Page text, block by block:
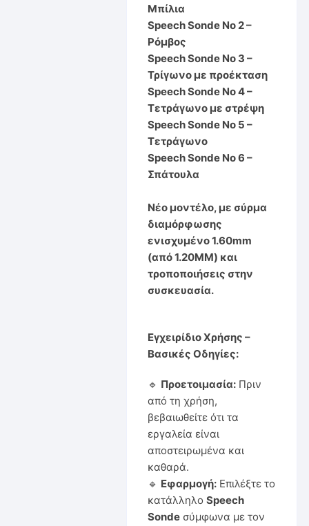
Μπίλια
Speech Sonde No 2 –
Ρόμβος
Speech Sonde No 3 –
Τρίγωνο με προέκταση
Speech Sonde No 4 –
Τετράγωνο με στρέψη
Speech Sonde No 5 –
Τετράγωνο
Speech Sonde No 6 –
Σπάτουλα
Νέο μοντέλο, με σύρμα
διαμόρφωσης
ενισχυμένο 1.60mm
(από 1.20ΜΜ) και
τροποποιήσεις στην
συσκευασία.
Εγχειρίδιο Χρήσης –
Βασικές Οδηγίες:
🔹 Προετοιμασία:Πριν
από τη χρήση,
βεβαιωθείτε ότι τα
εργαλεία είναι
αποστειρωμένα και
καθαρά.
🔹 Εφαρμογή:Επιλέξτε το
κατάλληλο Speech
Sondeσύμφωνα με τον